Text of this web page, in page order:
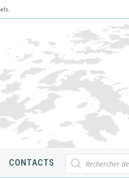
CONTACTS
Recherche
de
produits